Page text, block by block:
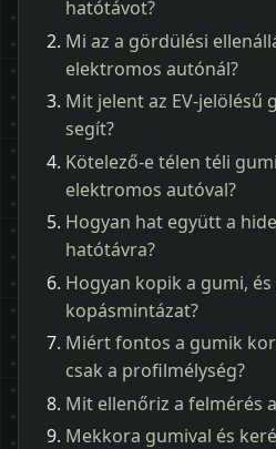
hatótávot?
Mi az a gördülési
elektromos autónál?
Mit jelent az EV-jelölésű
segít?
Kötelező-e télen téli
elektromos autóval?
Hogyan hat együtt a
hatótávra?
Hogyan kopik a gumi,
kopásmintázat?
Miért fontos a gumik
csak a profilmélység?
Mit ellenőriz a felmérés
Mekkora gumival és